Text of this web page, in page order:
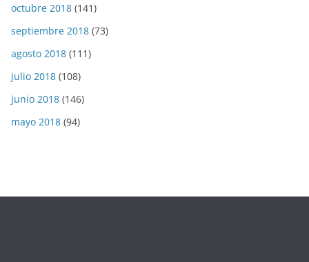
octubre 2018 (141)
septiembre 2018 (73)
agosto 2018 (111)
julio 2018 (108)
junio 2018 (146)
mayo 2018 (94)